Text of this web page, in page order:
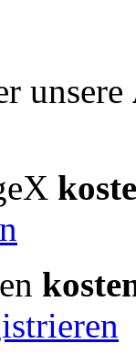
unsere